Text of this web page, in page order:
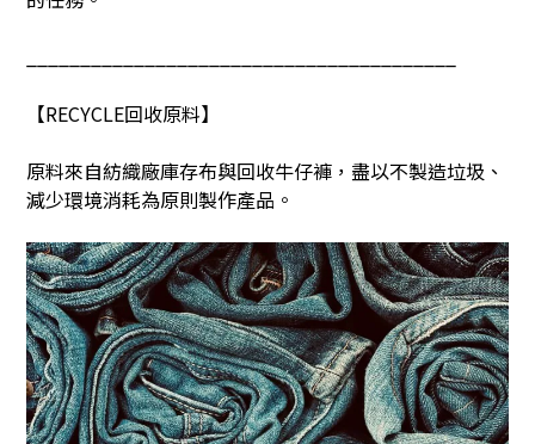
【RECYCLE回收原料】
原料來自紡織廠庫存布與回收牛仔褲，盡以不製造垃圾、
減少環境消耗為原則製作產品。